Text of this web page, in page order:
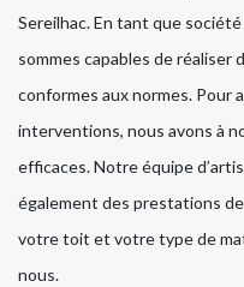
Sereilhac. En tant que
sommes capables de réaliser
conformes aux normes. Pour
interventions, nous avons à
efficaces. Notre équipe
également des prestations
votre toit et votre type de
nous.